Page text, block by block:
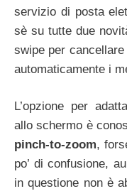
servizio di posta
sè su tutte due
swipe per
automaticamente i
L’opzione per
allo schermo è
pinch-to-zoom,
po’ di confusione,
in questione non è